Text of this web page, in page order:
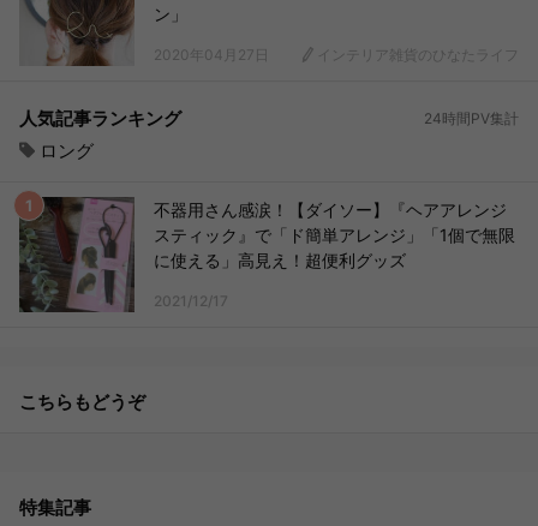
ン」
2020年04月27日 インテリア雑貨のひなたライフ
人気記事ランキング 24時間PV集計
ロング
不器用さん感涙！【ダイソー】『ヘアアレンジ
スティック』で「ド簡単アレンジ」「1個で無限
に使える」高見え！超便利グッズ
2021/12/17
こちらもどうぞ
特集記事